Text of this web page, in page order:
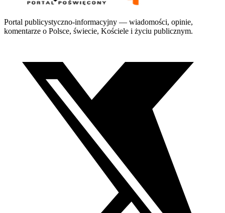
Portal publicystyczno-informacyjny — wiadomości, opinie,
komentarze o Polsce, świecie, Kościele i życiu publicznym.